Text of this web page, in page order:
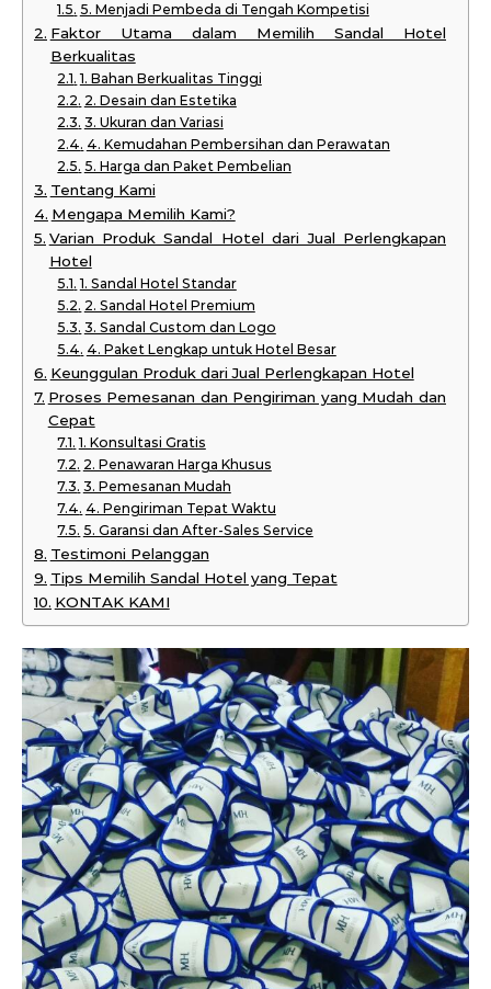
5. Menjadi Pembeda di Tengah Kompetisi
Faktor Utama dalam Memilih Sandal Hotel
Berkualitas
1. Bahan Berkualitas Tinggi
2. Desain dan Estetika
3. Ukuran dan Variasi
4. Kemudahan Pembersihan dan Perawatan
5. Harga dan Paket Pembelian
Tentang Kami
Mengapa Memilih Kami?
Varian Produk Sandal Hotel dari Jual Perlengkapan
Hotel
1. Sandal Hotel Standar
2. Sandal Hotel Premium
3. Sandal Custom dan Logo
4. Paket Lengkap untuk Hotel Besar
Keunggulan Produk dari Jual Perlengkapan Hotel
Proses Pemesanan dan Pengiriman yang Mudah dan
Cepat
1. Konsultasi Gratis
2. Penawaran Harga Khusus
3. Pemesanan Mudah
4. Pengiriman Tepat Waktu
5. Garansi dan After-Sales Service
Testimoni Pelanggan
Tips Memilih Sandal Hotel yang Tepat
KONTAK KAMI